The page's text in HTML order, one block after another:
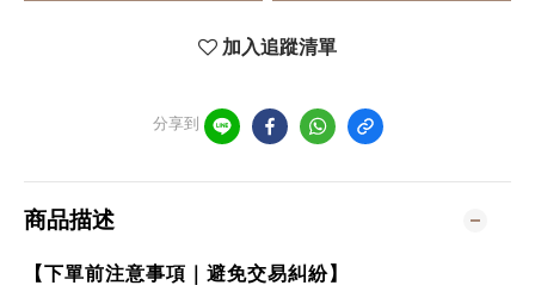
加入追蹤清單
分享到
商品描述
【下單前注意事項｜避免交易糾紛】